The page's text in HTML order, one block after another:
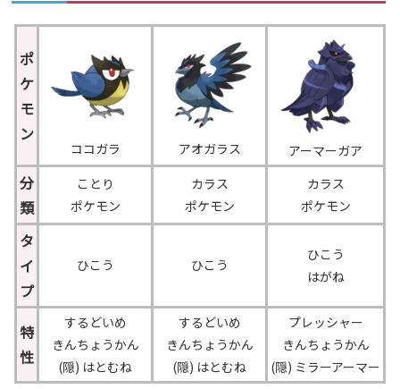
ポ
ケ
モ
ン
ココガラ アオガラス アーマーガア
分
類
ことり
ポケモン
カラス
ポケモン
カラス
ポケモン
タ
イ
プ
ひこう ひこう
ひこう
はがね
特
性
するどいめ
きんちょうかん
(隠) はとむね
するどいめ
きんちょうかん
(隠) はとむね
プレッシャー
きんちょうかん
(隠) ミラーアーマー